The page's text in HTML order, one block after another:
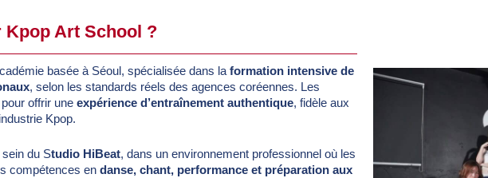
Art School ?
basée à Séoul, spécialisée dans la formation intensive de
, selon les standards réels des agences coréennes. Les
offrir une expérience d’entraînement authentique, fidèle aux
Kpop.
du Studio HiBeat, dans un environnement professionnel où les
compétences en danse, chant, performance et préparation aux